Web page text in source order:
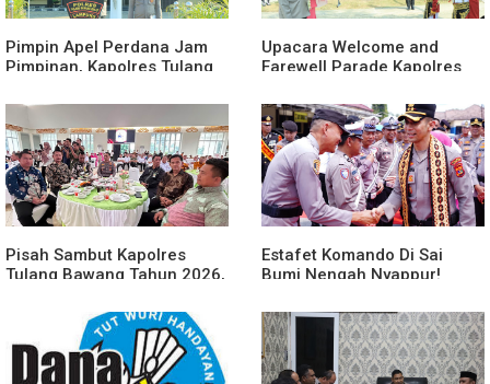
Pimpin Apel Perdana Jam
Pimpinan, Kapolres Tulang
dan Penekanan Pada
Personil
Upacara Welcome and
Farewell Parade Kapolres
Berlangsung Khidmat
Pisah Sambut Kapolres
Tulang Bawang Tahun 2026,
Forkopimda untuk Menjaga
Stabilitas Daerah
Estafet Komando Di Sai
Bumi Nengah Nyappur!
Dan Penyerahan Tunggul
Kesatuan Polres Tulang
Bawang Berlangsung
Spektakuler